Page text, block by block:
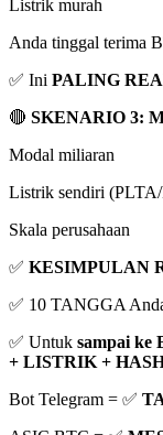
Listrik murah
Anda tinggal terima
✅ Ini PALING
🔴 SKENARIO 3:
Modal miliaran
Listrik sendiri
Skala perusahaan
✅ KESIMPULAN
✅ 10 TANGGA
✅ Untuk sampai ke
+ LISTRIK +
Bot Telegram = ✅